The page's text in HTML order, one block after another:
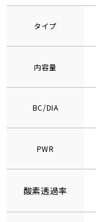
タイプ
内容量
BC/DIA
PWR
酸素透過率